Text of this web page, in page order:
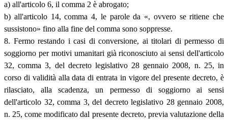
a) all'articolo 6, il comma 2 è abrogato;
b) all'articolo 14, comma 4, le parole da «, ovvero se ritiene che
sussistono» fino alla fine del comma sono soppresse.
8. Fermo restando i casi di conversione, ai titolari di permesso di
soggiorno per motivi umanitari già riconosciuto ai sensi dell'articolo
32, comma 3, del decreto legislativo 28 gennaio 2008, n. 25, in
corso di validità alla data di entrata in vigore del presente decreto, è
rilasciato, alla scadenza, un permesso di soggiorno ai sensi
dell'articolo 32, comma 3, del decreto legislativo 28 gennaio 2008,
n. 25, come modificato dal presente decreto, previa valutazione della